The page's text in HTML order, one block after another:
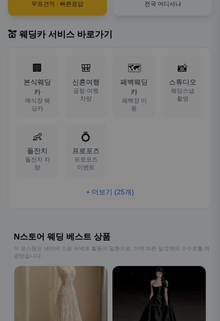
무료견적 · 빠른응답 전국 어디서나
💒 웨딩카 서비스 바로가기
🏢
본식웨딩
카
예식장 웨
딩카
🎒
신혼여행
공항·여행
차량
🗺️
폐백웨딩
카
폐백장 이
동
📸
스튜디오
웨딩스냅
촬영
👶
돌잔치
돌잔치 차
량
💍
프로포즈
프로포즈
이벤트
+ 더보기 (25개)
N스토어 웨딩 베스트 상품
이 포스팅은 네이버 쇼핑 커넥트 활동의 일환으로, 이에 따른 일정액의 수수료를 제
공받습니다.